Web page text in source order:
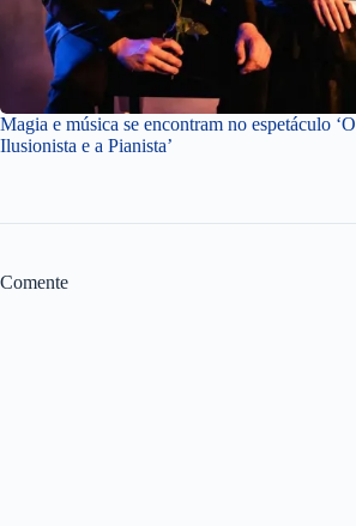
Magia e música se encontram no espetáculo ‘O
Ilusionista e a Pianista’
Comente